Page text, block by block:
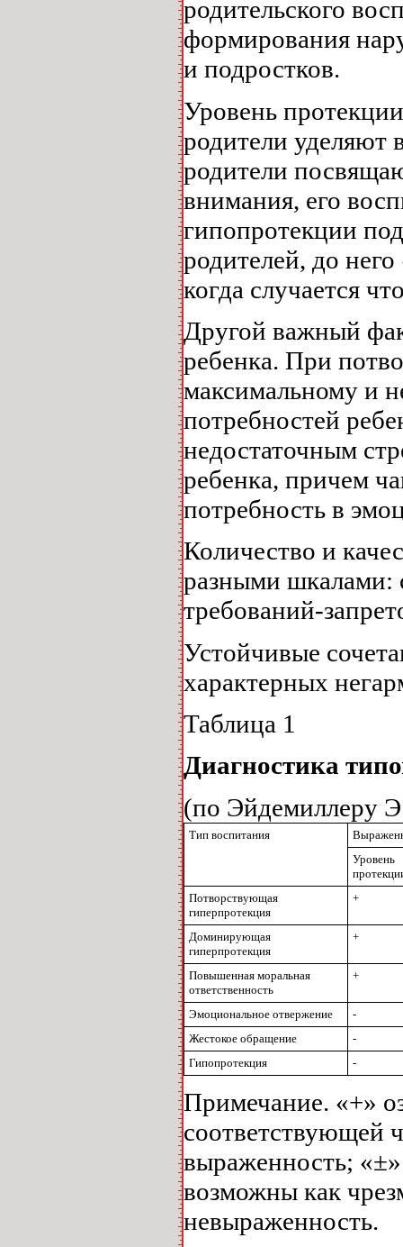
родительского
формирования
и подростков.
Уровень
родители уделяют
родители
внимания, его
гипопротекции
родителей, до
когда случается
Другой важный
ребенка. При
максимальному и
потребностей
недостаточным
ребенка, причем
потребность в
Количество и
разными шкалами:
требований-
Устойчивые
характерных
Таблица 1
Диагностика
(по Эйдемиллеру
Тип воспитания
Уровень
Потворствующая
гиперпротекция
+
Доминирующая
гиперпротекция
+
Повышенная моральная
ответственность
+
Эмоциональное отвержение
-
Жестокое обращение
-
Гипопротекция
-
Примечание. «+»
соответствующей
выраженность;
возможны как
невыраженность.